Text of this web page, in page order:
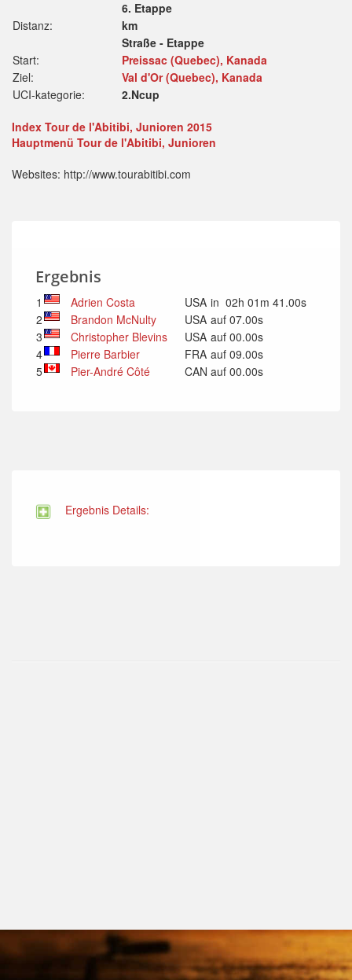
6. Etappe
Distanz:
km
Straße - Etappe
Start:
Preissac (Quebec), Kanada
Ziel:
Val d'Or (Quebec), Kanada
UCI-kategorie:
2.Ncup
Index Tour de l'Abitibi, Junioren 2015
Hauptmenü Tour de l'Abitibi, Junioren
Websites: http://www.tourabitibi.com
Ergebnis
1 Adrien Costa USA in 02h 01m 41.00s
2
Brandon McNulty USA auf 07.00s
3
Christopher Blevins USA auf 00.00s
4
Pierre Barbier FRA auf 09.00s
5
Pier-André Côté CAN auf 00.00s
Ergebnis Details: